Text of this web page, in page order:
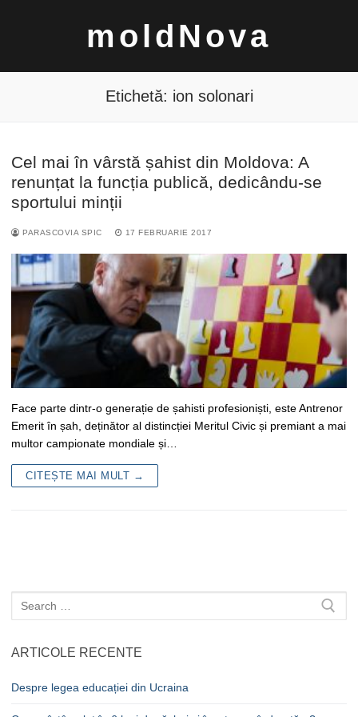
moldNova
Caută
Etichetă: ion solonari
Cel mai în vârstă șahist din Moldova: A
renunțat la funcția publică, dedicându-se
sportului minții
PARASCOVIA SPIC 17 FEBRUARIE 2017
Face parte dintr-o generație de șahisti profesioniști, este Antrenor
Emerit în șah, deținător al distincției Meritul Civic și premiant a mai
multor campionate mondiale și…
CITEȘTE MAI MULT →
Caută
după:
ARTICOLE RECENTE
Despre legea educației din Ucraina